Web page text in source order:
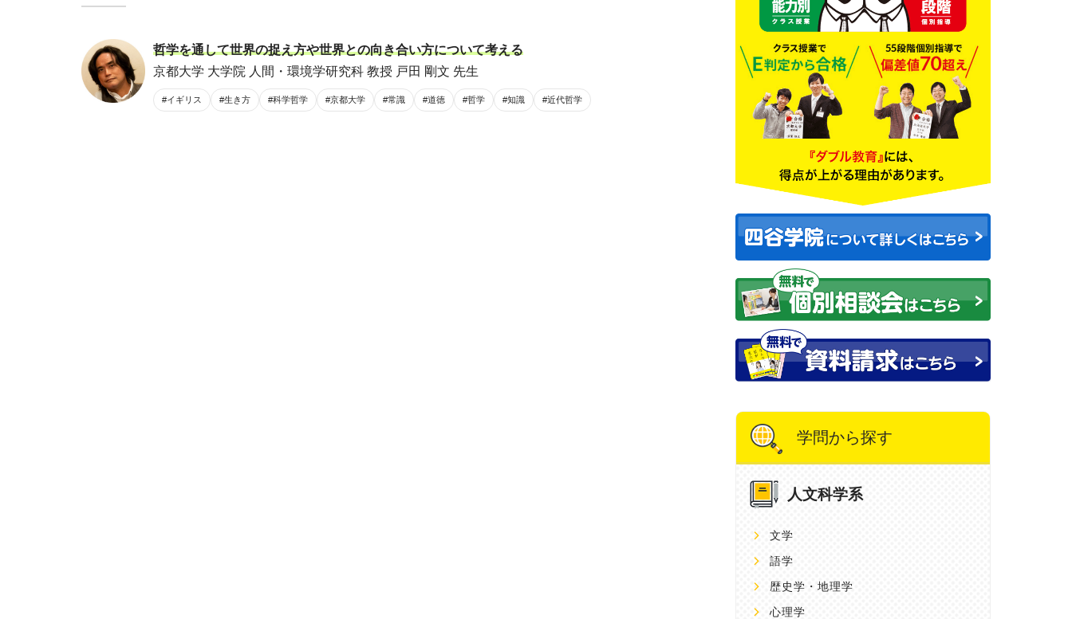
哲学を通して世界の捉え方や世界との向き合い方について考える
京都大学 大学院 人間・環境学研究科 教授 戸田 剛文 先生
#イギリス #生き方 #科学哲学 #京都大学 #常識 #道徳 #哲学 #知識 #近代哲学
学問から探す
人文科学系
文学
語学
歴史学・地理学
心理学